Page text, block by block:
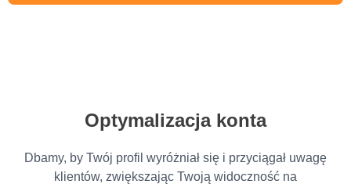
Optymalizacja konta
Dbamy, by Twój profil wyróżniał się i przyciągał uwagę
klientów, zwiększając Twoją widoczność na